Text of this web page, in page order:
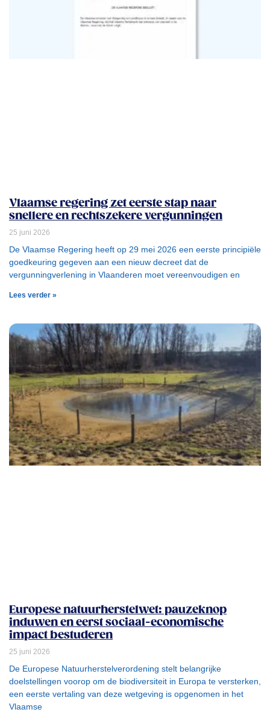
Vlaamse regering zet eerste stap naar
snellere en rechtszekere vergunningen
25 juni 2026
De Vlaamse Regering heeft op 29 mei 2026 een eerste principiële
goedkeuring gegeven aan een nieuw decreet dat de
vergunningverlening in Vlaanderen moet vereenvoudigen en
Lees verder »
Europese natuurherstelwet: pauzeknop
induwen en eerst sociaal-economische
impact bestuderen
25 juni 2026
De Europese Natuurherstelverordening stelt belangrijke
doelstellingen voorop om de biodiversiteit in Europa te versterken,
een eerste vertaling van deze wetgeving is opgenomen in het
Vlaamse